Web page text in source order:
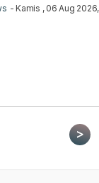
- Kamis , 06 Aug 2026,
>